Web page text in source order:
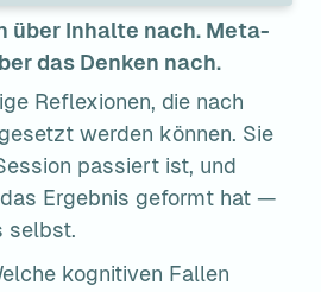
über Inhalte nach. Meta-
das Denken nach.
Reflexionen, die nach
werden können. Sie
passiert ist, und
Ergebnis geformt hat —
selbst.
kognitiven Fallen